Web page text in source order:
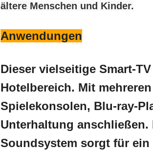
ältere Menschen und Kinder.
Anwendungen
Dieser vielseitige Smart-
Hotelbereich. Mit
Spielekonsolen, Blu-ray-
Unterhaltung
Soundsystem sorgt für